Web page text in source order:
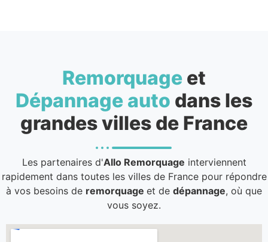
Remorquage et
Dépannage auto dans les
grandes villes de France
Les partenaires d'Allo Remorquage interviennent
rapidement dans toutes les villes de France pour répondre
à vos besoins de remorquage et de dépannage, où que
vous soyez.